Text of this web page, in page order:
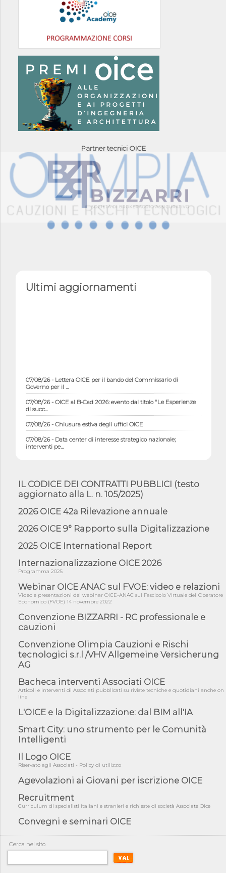
Partner tecnici OICE
Ultimi aggiornamenti
07/08/26 - Lettera OICE per il bando del Commissario di
Governo per il ...
07/08/26 - OICE al B-Cad 2026: evento dal titolo "Le Esperienze
di succ...
07/08/26 - Chiusura estiva degli uffici OICE
07/08/26 - Data center di interesse strategico nazionale;
interventi pe...
07/08/26 - Ponte sullo Stretto di Messina: deliberata la
sussistenza di...
costr...
06/08/26 - Istat, produzione industriale in calo dell'1% a giugno,
su a...
06/08/26 - Dal 3 agosto in vigore l'obbligo di energie rinnovabili
06/08/26 - DL PA approvato in Cdm: contributi per
06/08/26 - CdM: approvato il d.lgs. di adeguamento all’AI Act in
mate...
06/08/26 - DDL delegazione europea in Cdm per recepimento
norme UE in m...
fiducia...
05/08/26 - Focus OICE sul DDL di riforma della responsabilità
amminist...
05/08/26 - Anac: pubblicata la Relazione illustrativa al Bando tipo
2 s...
Professioni ...
05/08/26 - Successo OICE per il bando della Città metropolitana
di Reg...
Campa...
per ...
04/08/26 - International Sustainable Buildings Competition -
COP31, An...
impugnar...
04/08/26 - Rapporto Anac corruzione 2020-2026: procedimenti
penali per ...
04/08/26 - CdS: partecipazione alla gara non equivale ad
acquiescenza r...
IL CODICE DEI CONTRATTI PUBBLICI (testo
aggiornato alla L. n. 105/2025)
2026 OICE 42a Rilevazione annuale
2026 OICE 9° Rapporto sulla Digitalizzazione
2025 OICE International Report
Internazionalizzazione OICE 2026
Programma 2025
Webinar OICE ANAC sul FVOE: video e relazioni
Video e presentazioni del webinar OICE-ANAC sul Fascicolo Virtuale dell'Operatore
Economico (FVOE) 14 novembre 2022
Convenzione BIZZARRI - RC professionale e
cauzioni
Convenzione Olimpia Cauzioni e Rischi
tecnologici s.r.l /VHV Allgemeine Versicherung
AG
Bacheca interventi Associati OICE
Articoli e interventi di Associati pubblicati su riviste tecniche e quotidiani anche on
line
L'OICE e la Digitalizzazione: dal BIM all'IA
Smart City: uno strumento per le Comunità
Intelligenti
Il Logo OICE
Riservato agli Associati - Policy di utilizzo
Agevolazioni ai Giovani per iscrizione OICE
Recruitment
Curriculum di specialisti italiani e stranieri e richieste di società Associate Oice
Convegni e seminari OICE
Cerca nel sito